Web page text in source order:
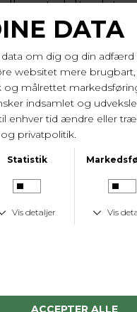
og todelte, det
De er
afsluttes med
Tåler
30 gr.